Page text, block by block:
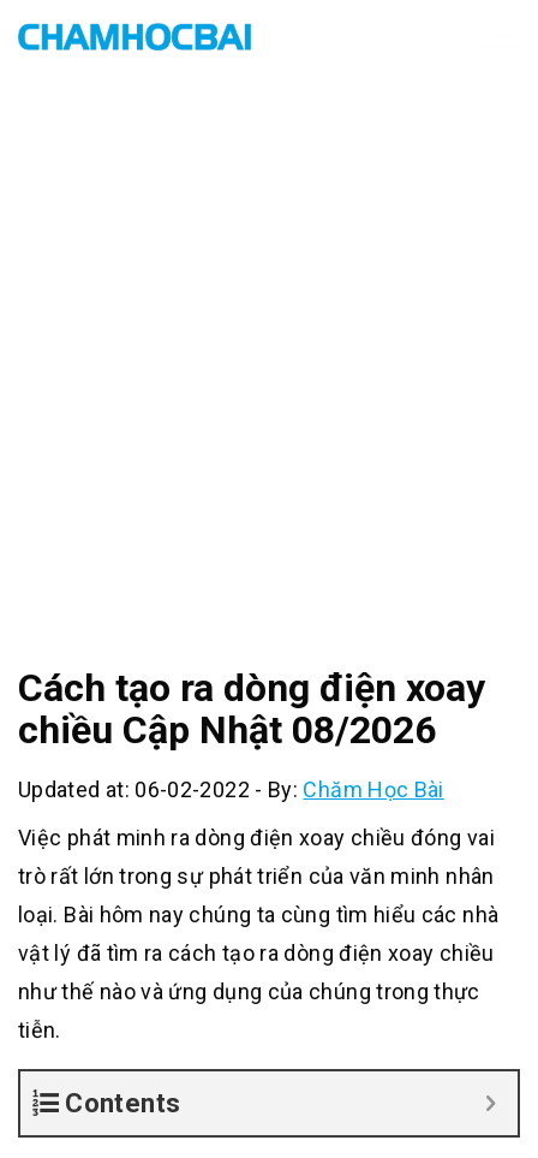
Cách tạo ra dòng điện xoay
chiều Cập Nhật 08/2026
Updated at: 06-02-2022 - By: Chăm Học Bài
Việc phát minh ra dòng điện xoay chiều đóng vai
trò rất lớn trong sự phát triển của văn minh nhân
loại. Bài hôm nay chúng ta cùng tìm hiểu các nhà
vật lý đã tìm ra cách tạo ra dòng điện xoay chiều
như thế nào và ứng dụng của chúng trong thực
tiễn.
Contents